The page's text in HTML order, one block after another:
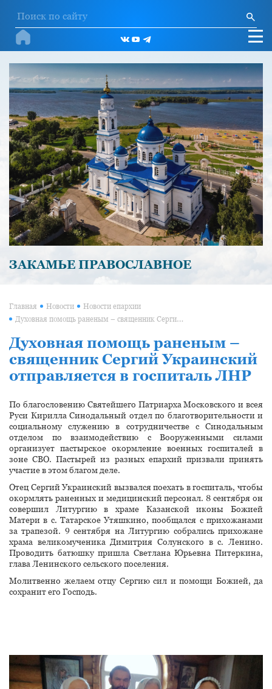
ЗАКАМЬЕ ПРАВОСЛАВНОЕ
Главная Новости Новости епархии
Духовная помощь раненым – священник Сергий Украинский отправляется в госпиталь ЛНР
Духовная помощь раненым –
священник Сергий Украинский
отправляется в госпиталь ЛНР
По благословению Святейшего Патриарха Московского и всея
Руси Кирилла Синодальный отдел по благотворительности и
социальному служению в сотрудничестве с Синодальным
отделом по взаимодействию с Вооруженными силами
организует пастырское окормление военных госпиталей в
зоне СВО. Пастырей из разных епархий призвали принять
участие в этом благом деле.
Отец Сергий Украинский вызвался поехать в госпиталь, чтобы
окормлять раненных и медицинский персонал. 8 сентября он
совершил Литургию в храме Казанской иконы Божией
Матери в с. Татарское Утяшкино, пообщался с прихожанами
за трапезой. 9 сентября на Литургию собрались прихожане
храма великомученика Димитрия Солунского в с. Ленино.
Проводить батюшку пришла Светлана Юрьевна Питеркина,
глава Ленинского сельского поселения.
Молитвенно желаем отцу Сергию сил и помощи Божией, да
сохранит его Господь.